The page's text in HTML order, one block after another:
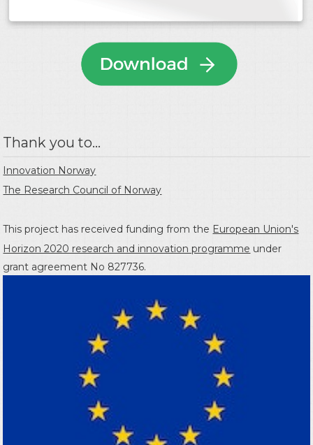
Thank you to...
Innovation Norway
The Research Council of Norway
This project has received funding from the European Union's
Horizon 2020 research and innovation programme under
grant agreement No 827736.